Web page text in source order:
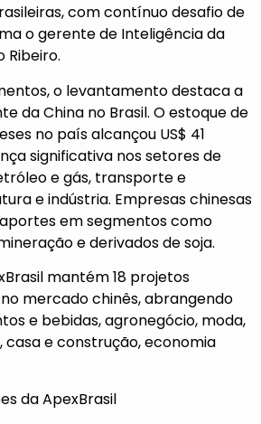
com contínuo desafio de
o gerente de Inteligência da
Ribeiro.
o levantamento destaca a
da China no Brasil. O estoque de
no país alcançou US$ 41
significativa nos setores de
e gás, transporte e
e indústria. Empresas chinesas
em segmentos como
e derivados de soja.
mantém 18 projetos
mercado chinês, abrangendo
e bebidas, agronegócio, moda,
casa e construção, economia
da ApexBrasil